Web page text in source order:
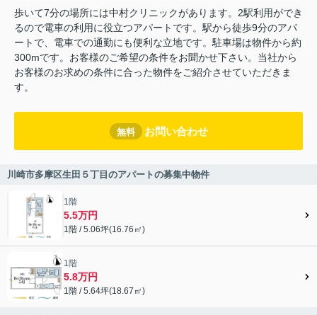
歩いて7分の場所には中村クリニックがあります。2駅利用ができ
るので電車の利用に役立つアパートです。駅から徒歩9分のアパ
ートで、電車での通勤にも便利な立地です。駐車場は物件から約
300mです。お客様のご希望の条件をお聞かせ下さい。当社から
お客様のお求めの条件に合った物件をご紹介させていただきま
す。
無料 お問い合わせ
川崎市多摩区生田５丁目のアパートの募集中物件
1階
5.5万円
1階 / 5.06坪(16.76㎡)
1階
5.8万円
1階 / 5.64坪(18.67㎡)